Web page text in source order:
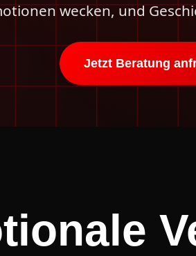
wecken, und
Jetzt Beratung